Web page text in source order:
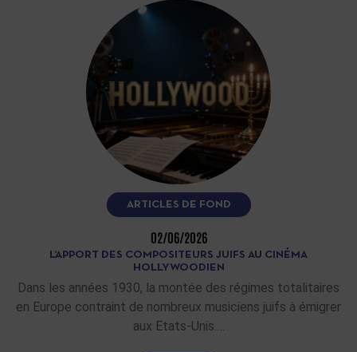
ARTICLES DE FOND
02/06/2026
L’APPORT DES COMPOSITEURS JUIFS AU CINÉMA
HOLLYWOODIEN
Dans les années 1930, la montée des régimes totalitaires
en Europe contraint de nombreux musiciens juifs à émigrer
aux Etats-Unis.…